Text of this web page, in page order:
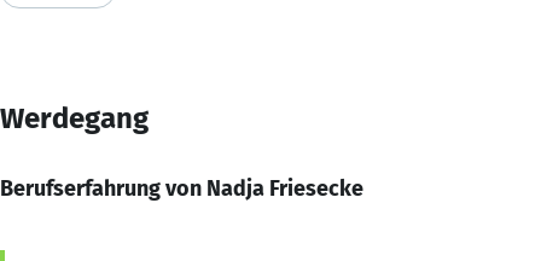
Werdegang
Berufserfahrung von Nadja Friesecke